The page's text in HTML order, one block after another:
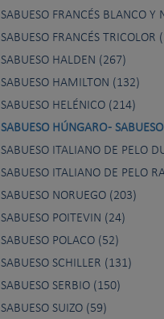
SABUESO FRANCÉS BLANCO Y
SABUESO FRANCÉS TRICOLOR
SABUESO HALDEN (267)
SABUESO HAMILTON (132)
SABUESO HELÉNICO (214)
SABUESO HÚNGARO -
SABUESO ITALIANO DE PELO
SABUESO ITALIANO DE PELO
SABUESO NORUEGO (203)
SABUESO POITEVIN (24)
SABUESO POLACO (52)
SABUESO SCHILLER (131)
SABUESO SERBIO (150)
SABUESO SUIZO (59)